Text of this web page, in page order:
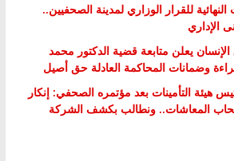
للقرار الوزاري لمدينة الصحفيين..
الإداري
يعلن متابعة قضية الدكتور محمد
وضمانات المحاكمة العادلة حق أصيل
هيئة التأمينات بعد مؤتمره الصحفي: إنكار
المعاشات.. ونطالب بكشف الشركة